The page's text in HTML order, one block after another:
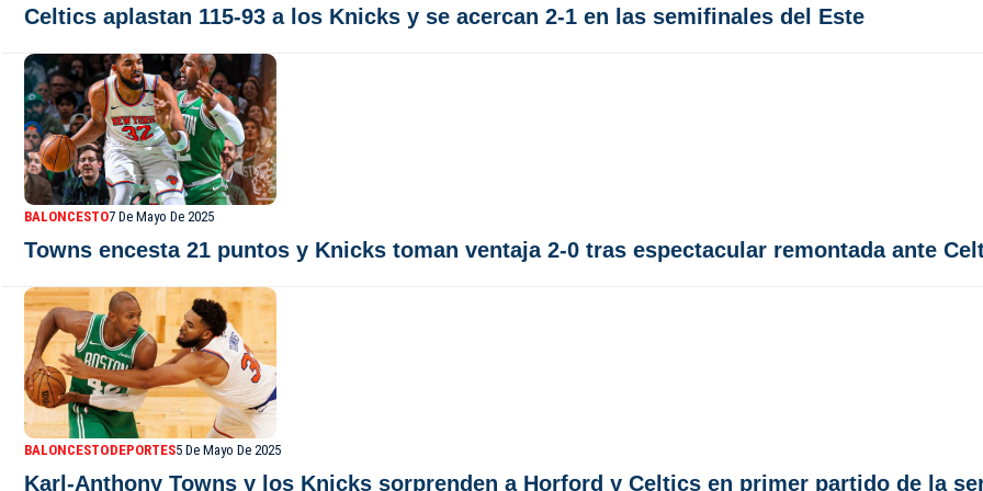
Celtics aplastan 115-93 a los Knicks y se acercan 2-1 en las semifinales del Este
BALONCESTO7 De Mayo De 2025
Towns encesta 21 puntos y Knicks toman ventaja 2-0 tras espectacular remontada ante
BALONCESTODEPORTES5 De Mayo De 2025
Karl-Anthony Towns y los Knicks sorprenden a Horford y Celtics en primer partido de la